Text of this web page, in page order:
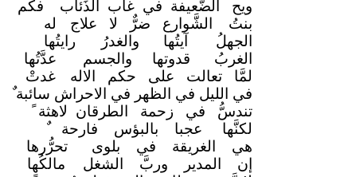
ويح الضَّعيفة في غاب الذِّئاب
فكم
بنتُ الشَّوارع ضرٌّ لا علاج
له
الجهلُ آيتُها والغدرُ
رايتُها
الغربُ قدوتها والجسم
عدَّتُها
لمَّا تعالت على حكم الاله
غدتْ
في الليل في الظهر في الاحراش سائبة ٌ
تندسُّ في زحمة الطرقان لاهثة
لكنَّها عجبا بالبؤس فارحة
هي الغريقة في بلوى
تحرُّرها
إن المدير وربَّ الشغل
مالكُها